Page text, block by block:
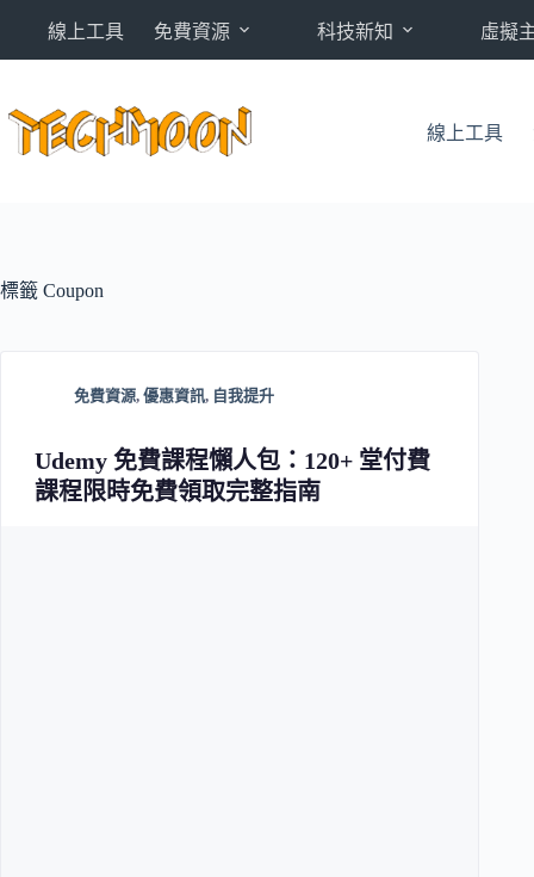
內
線上工具 免費資源 科技新知 虛擬
線上工具
標籤 Coupon
免費資源, 優惠資訊, 自我提升
Udemy 免費課程懶人包：120+ 堂付費
課程限時免費領取完整指南